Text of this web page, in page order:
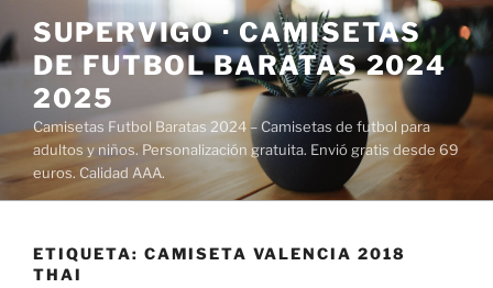
al
contenido
SUPERVIGO · CAMISETAS
DE FUTBOL BARATAS 2024
2025
Camisetas Futbol Baratas 2024 – Camisetas de futbol para
adultos y niños. Personalización gratuita. Envió gratis desde 69
euros. Calidad AAA.
ETIQUETA: CAMISETA VALENCIA 2018
THAI